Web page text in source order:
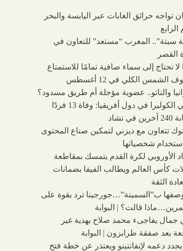
تواجه حرائق الغابات عبر اليابسة والبحر
الرابع
سبتة”.. المغرب “مستعد” للتعاون في
القصر
لا تحتاج إلى سماء صافية تمامًا للاستمتاع
الشمس الكلي في 12 أغسطس
والناتو.. عضوية مؤجلة أم طريق مسدود؟
تفشي الكوليرا في دول أفريقيا: وفاة 13 فردًا
في تشاد
تتعاون مع ديزني لتمكين صناع المحتوى
شخصياتها
الأوروبي لكرة القدم يتمسك بمقاطعة
كأس العالم ويطالب الفيفا بضمانات
الثقة
ب”السمينة”…جورجينا ترد بقوة على
قالت؟ | البوابة
جمال يفاجىء محمد صلاح بهدية غير
بعد صفقة طرابزون | البوابة
يجدد دعمه لإنفانتينو ويعتذر عن خطة فتح